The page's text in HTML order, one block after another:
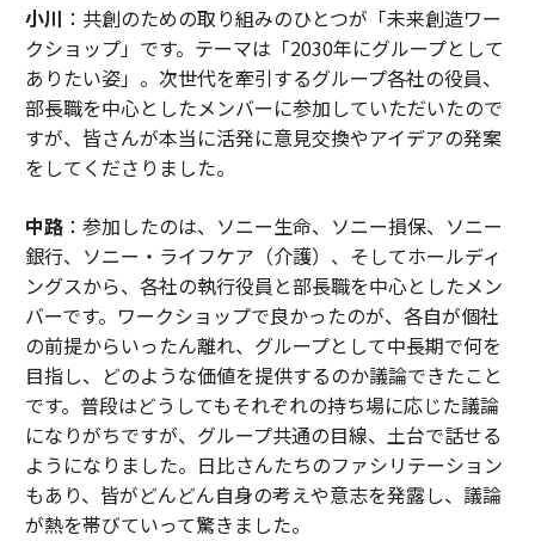
小川 ：共創のための取り組みのひとつが「未来創造ワー
クショップ」です。テーマは「2030年にグループとして
ありたい姿」。次世代を牽引するグループ各社の役員、
部長職を中心としたメンバーに参加していただいたので
すが、皆さんが本当に活発に意見交換やアイデアの発案
をしてくださりました。
中路：参加したのは、ソニー生命、ソニー損保、ソニー
銀行、ソニー・ライフケア（介護）、そしてホールディ
ングスから、各社の執行役員と部長職を中心としたメン
バーです。ワークショップで良かったのが、各自が個社
の前提からいったん離れ、グループとして中長期で何を
目指し、どのような価値を提供するのか議論できたこと
です。普段はどうしてもそれぞれの持ち場に応じた議論
になりがちですが、グループ共通の目線、土台で話せる
ようになりました。日比さんたちのファシリテーション
もあり、皆がどんどん自身の考えや意志を発露し、議論
が熱を帯びていって驚きました。